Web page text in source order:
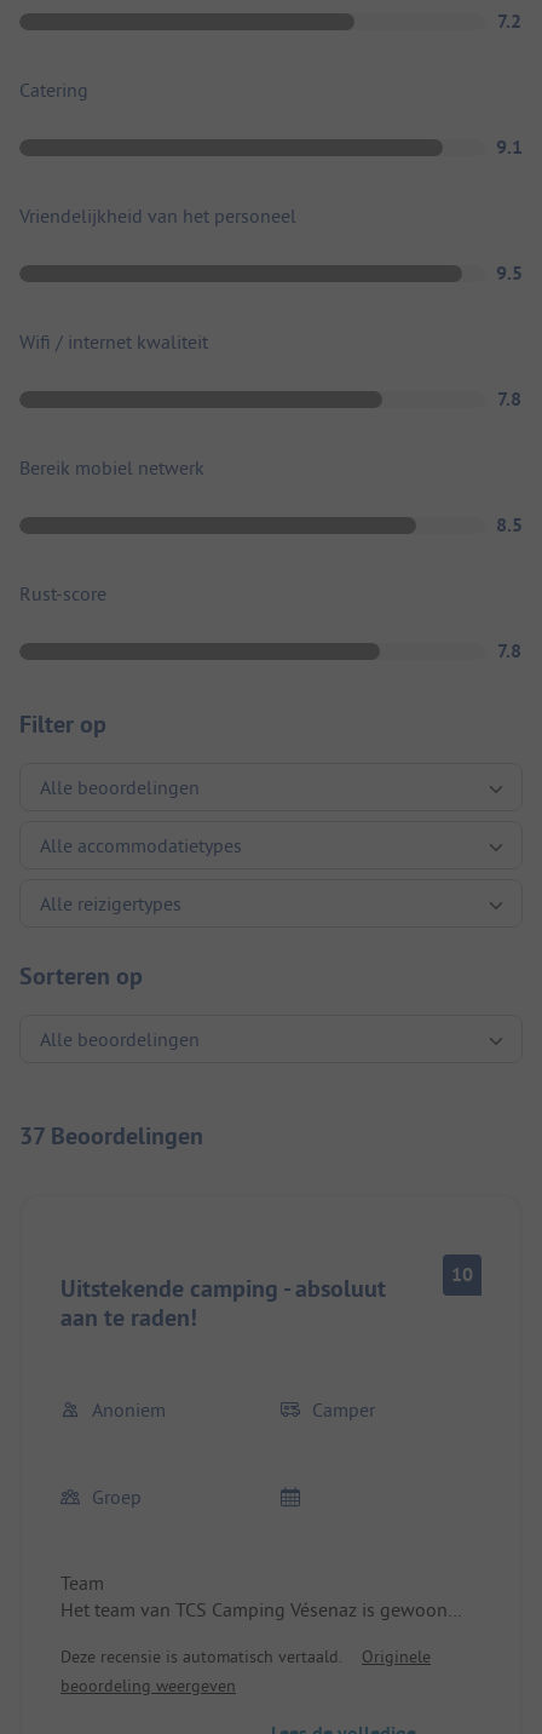
7.2
Catering
9.1
Vriendelijkheid van het personeel
9.5
Wifi / internet kwaliteit
7.8
Bereik mobiel netwerk
8.5
Rust-score
7.8
Filter op
Sorteren op
37 Beoordelingen
Uitstekende camping - absoluut
aan te raden!
10
Anoniem Camper
Groep
Team
Het team van TCS Camping Vésenaz is gewoon
hulpvaardig en professioneel. Je voelt je vanaf het
eerste moment hartelijk welkom en goed verzorgd.
Deze recensie is automatisch vertaald.
Originele
beoordeling weergeven